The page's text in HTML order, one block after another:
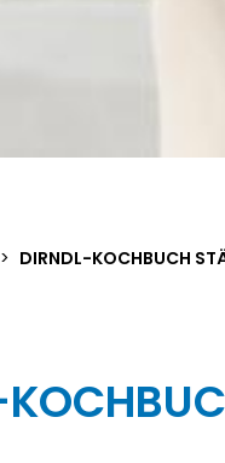
> DIRNDL-KOCHBUCH